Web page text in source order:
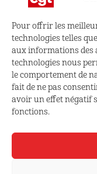
Pour offrir les
technologies telles
aux informations des
technologies nous
le comportement de
fait de ne pas
avoir un effet négatif
fonctions.
Retrouvez les